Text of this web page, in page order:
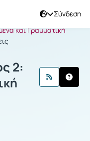
Σύνδεση
και Γραμματική
Λόγος 2:
2: